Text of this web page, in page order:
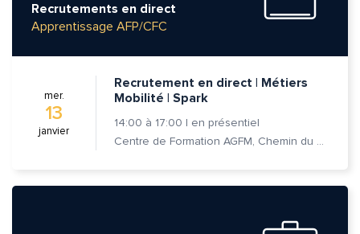
Recrutements en direct
Apprentissage AFP/CFC
mer.
13
janvier
Recrutement en direct | Métiers
Mobilité | Spark
14:00 à 17:00 | en présentiel
Centre de Formation AGFM, Chemin du Champ-des-Filles 6A 1er étage, 1228 Plan-les-Ouates